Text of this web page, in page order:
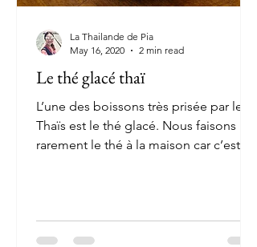
Le thé glacé thaï
L’une des boissons très prisée par les
Thaïs est le thé glacé. Nous faisons
rarement le thé à la maison car c’est
La Thailande de Pia
May 16, 2020
2 min read